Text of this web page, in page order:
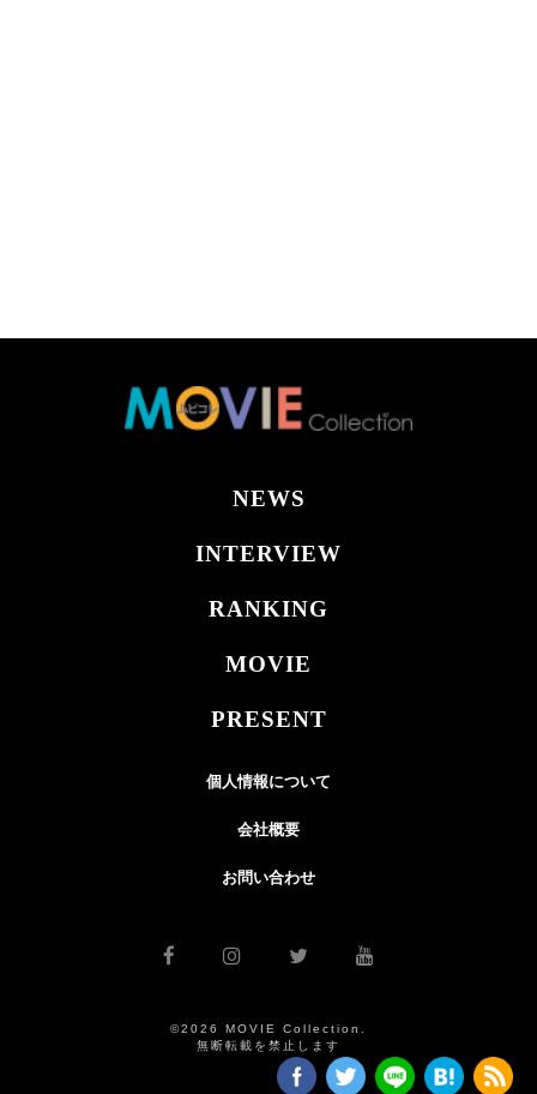
NEWS
INTERVIEW
RANKING
MOVIE
PRESENT
個人情報について
会社概要
お問い合わせ
©2026 MOVIE Collection.
無断転載を禁止します